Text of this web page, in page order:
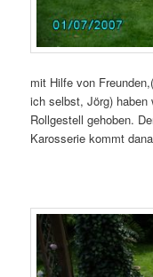
mit Hilfe von
ich selbst, Jörg) haben
Rollgestell gehoben.
Karosserie kommt